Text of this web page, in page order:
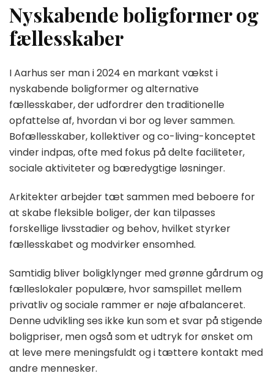
Nyskabende boligformer og
fællesskaber
I Aarhus ser man i 2024 en markant vækst i
nyskabende boligformer og alternative
fællesskaber, der udfordrer den traditionelle
opfattelse af, hvordan vi bor og lever sammen.
Bofællesskaber, kollektiver og co-living-konceptet
vinder indpas, ofte med fokus på delte faciliteter,
sociale aktiviteter og bæredygtige løsninger.
Arkitekter arbejder tæt sammen med beboere for
at skabe fleksible boliger, der kan tilpasses
forskellige livsstadier og behov, hvilket styrker
fællesskabet og modvirker ensomhed.
Samtidig bliver boligklynger med grønne gårdrum og
fælleslokaler populære, hvor samspillet mellem
privatliv og sociale rammer er nøje afbalanceret.
Denne udvikling ses ikke kun som et svar på stigende
boligpriser, men også som et udtryk for ønsket om
at leve mere meningsfuldt og i tættere kontakt med
andre mennesker.